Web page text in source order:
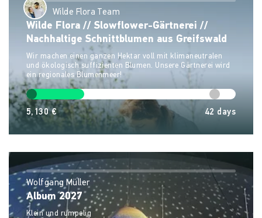
Wilde Flora Team
Wilde Flora // Slowflower-Gärtnerei //
Nachhaltige Schnittblumen aus Greifswald
Wir machen einen ganzen Hektar voll mit klimaneutralen
und ökologisch suffizienten Blumen. Unsere Gärtnerei wird
ein regionales Blumenmeer!
5,130 € 42 days
Wolfgang Müller
Album 2027
Klein und rumpelig